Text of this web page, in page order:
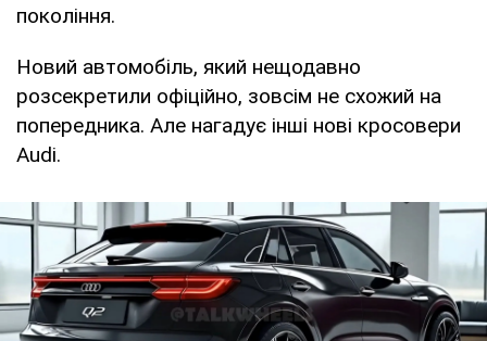
покоління.
Новий автомобіль, який нещодавно
розсекретили офіційно, зовсім не схожий на
попередника. Але нагадує інші нові кросовери
Audi.